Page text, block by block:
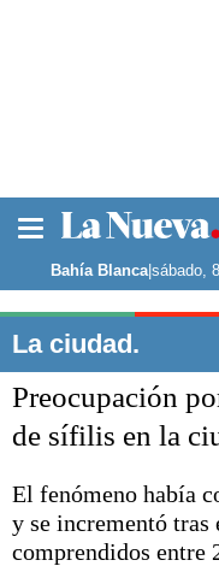
Noticias
Deportes
Bahía Blanca|sábado,
La ciudad.
Preocupación
de sífilis en la
El fenómeno había
y se incrementó tras
comprendidos entre